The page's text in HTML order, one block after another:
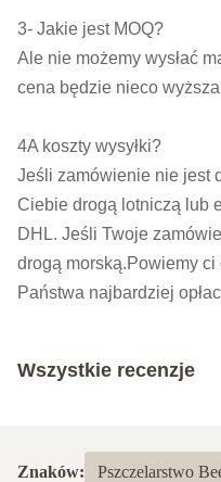
3- Jakie jest MOQ?
Ale nie możemy wysłać
cena będzie nieco
4A koszty wysyłki?
Jeśli zamówienie nie jest
Ciebie drogą lotniczą lub
DHL. Jeśli Twoje
drogą morską.Powiemy
Państwa najbardziej
Wszystkie recenzje
Na podstawie 50
Znaków: Pszczelarstwo